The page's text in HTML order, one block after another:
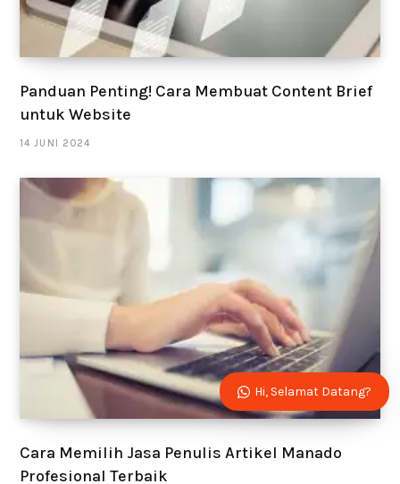
Panduan Penting! Cara Membuat Content Brief
untuk Website
14 JUNI 2024
Cara Memilih Jasa Penulis Artikel Manado
Profesional Terbaik
Hi, Selamat Datang?